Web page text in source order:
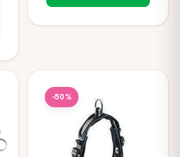
-50%